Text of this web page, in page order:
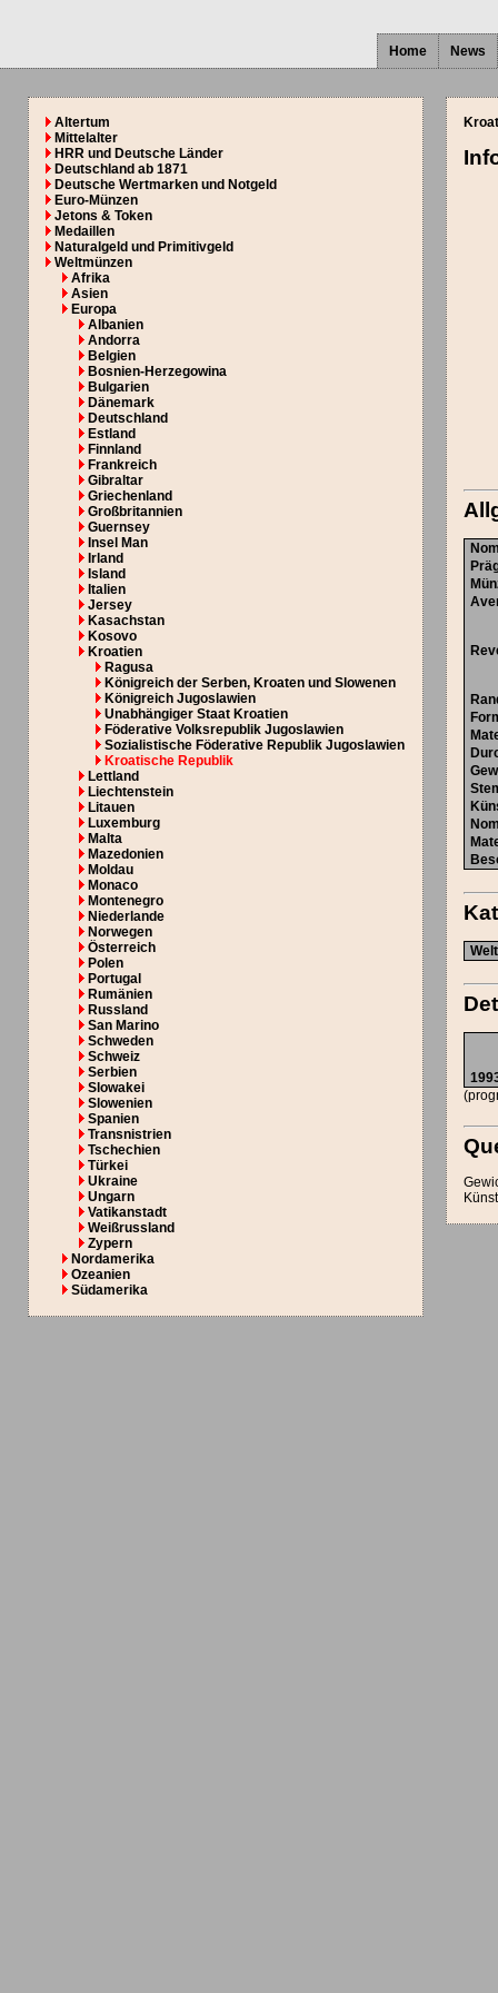
Home News
Altertum
Mittelalter
HRR und Deutsche Länder
Deutschland ab 1871
Deutsche Wertmarken und Notgeld
Euro-Münzen
Jetons & Token
Medaillen
Naturalgeld und Primitivgeld
Weltmünzen
Afrika
Asien
Europa
Albanien
Andorra
Belgien
Bosnien-Herzegowina
Bulgarien
Dänemark
Deutschland
Estland
Finnland
Frankreich
Gibraltar
Griechenland
Großbritannien
Guernsey
Insel Man
Irland
Island
Italien
Jersey
Kasachstan
Kosovo
Kroatien
Ragusa
Königreich der Serben, Kroaten und Slowenen
Königreich Jugoslawien
Unabhängiger Staat Kroatien
Föderative Volksrepublik Jugoslawien
Sozialistische Föderative Republik Jugoslawien
Kroatische Republik
Lettland
Liechtenstein
Litauen
Luxemburg
Malta
Mazedonien
Moldau
Monaco
Montenegro
Niederlande
Norwegen
Österreich
Polen
Portugal
Rumänien
Russland
San Marino
Schweden
Schweiz
Serbien
Slowakei
Slowenien
Spanien
Transnistrien
Tschechien
Türkei
Ukraine
Ungarn
Vatikanstadt
Weißrussland
Zypern
Nordamerika
Ozeanien
Südamerika